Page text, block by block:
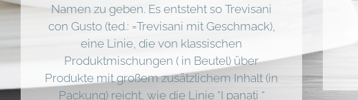
Namen zu geben. Es entsteht so Trevisani
con Gusto (ted.: =Trevisani mit Geschmack),
eine Linie, die von klassischen
Produktmischungen ( in Beutel) über
Produkte mit großem zusätzlichem Inhalt (in
Packung) reicht, wie die Linie “I panati “